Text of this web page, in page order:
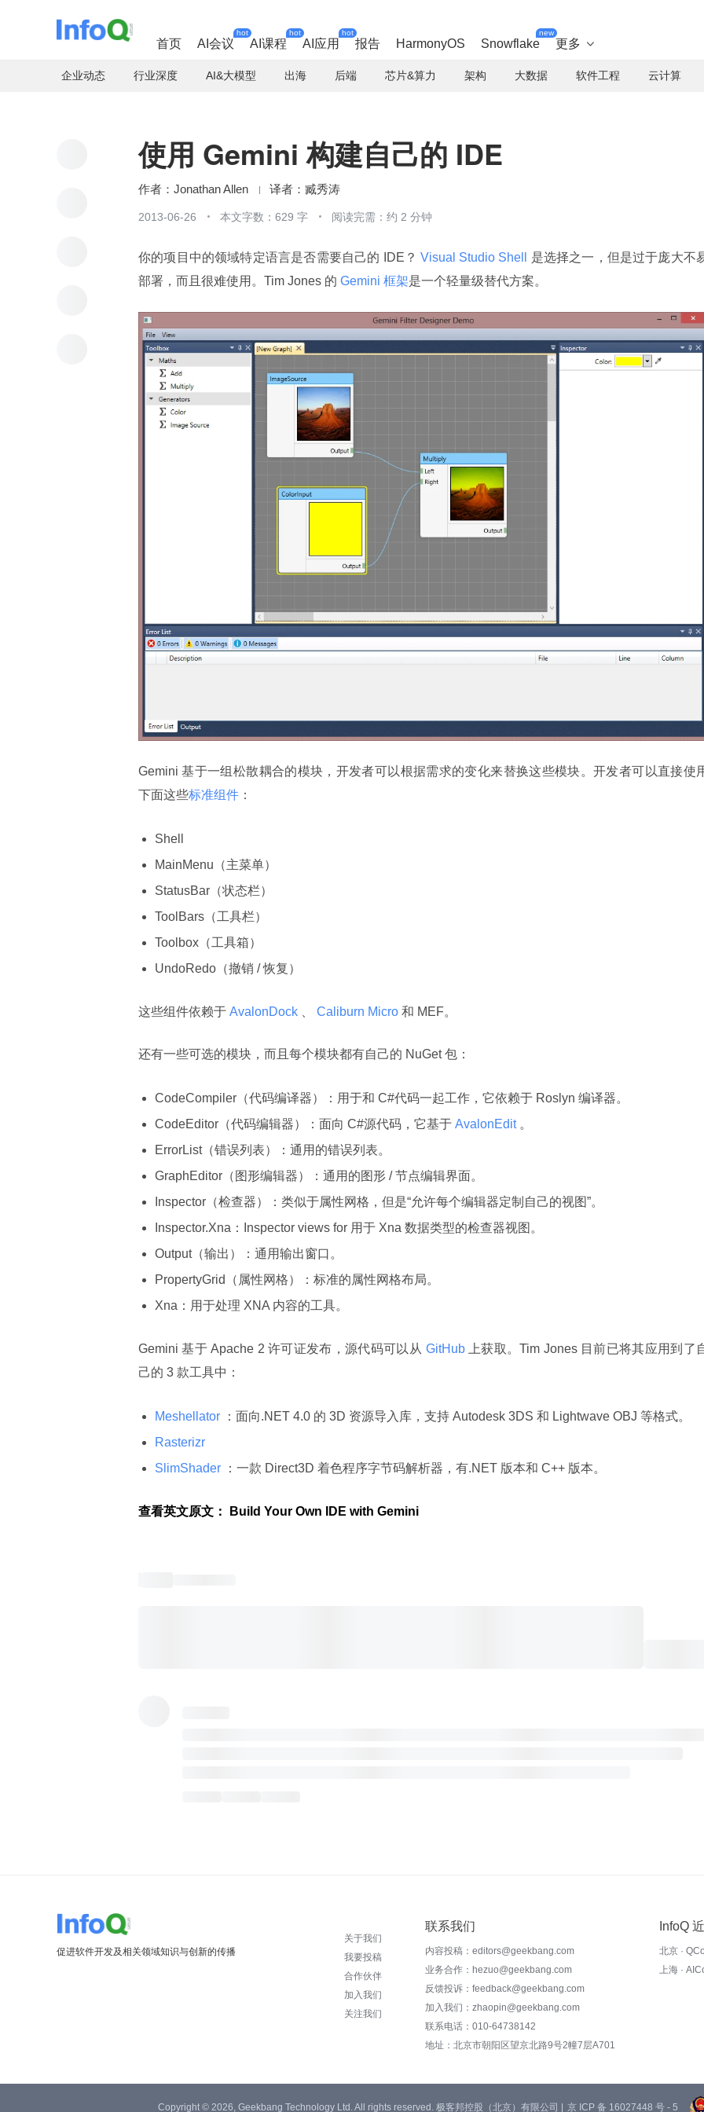
首页 AI会议
hot
AI课程
hot
AI应用
hot
报告 HarmonyOS Snowflake
new
更多 
企业动态 行业深度 AI&大模型 出海 后端 芯片&算力 架构 大数据 软件工程 云计算
使用 Gemini 构建自己的 IDE
Jonathan Allen 臧秀涛
2013-06-26 本文字数：629 字 阅读完需：约 2 分钟
你的项目中的领域特定语言是否需要自己的 IDE？ Visual Studio Shell 是选择之一，但是过于庞大不
部署，而且很难使用。Tim Jones 的 Gemini 框架是一个轻量级替代方案。
Gemini 基于一组松散耦合的模块，开发者可以根据需求的变化来替换这些模块。开发者可以直接使
下面这些标准组件 ：
Shell
MainMenu（主菜单）
StatusBar（状态栏）
ToolBars（工具栏）
Toolbox（工具箱）
UndoRedo（撤销 / 恢复）
这些组件依赖于 AvalonDock Caliburn Micro 和 MEF。
还有一些可选的模块，而且每个模块都有自己的 NuGet 包：
CodeCompiler（代码编译器）：用于和 C#代码一起工作，它依赖于 Roslyn 编译器。
CodeEditor（代码编辑器）：面向 C#源代码，它基于AvalonEdit 。
ErrorList（错误列表）：通用的错误列表。
GraphEditor（图形编辑器）：通用的图形 / 节点编辑界面。
Inspector（检查器）：类似于属性网格，但是“允许每个编辑器定制自己的视图”。
Inspector.Xna：Inspector views for 用于 Xna 数据类型的检查器视图。
Output（输出）：通用输出窗口。
PropertyGrid（属性网格）：标准的属性网格布局。
Xna：用于处理 XNA 内容的工具。
Gemini 基于 Apache 2 许可证发布，源代码可以从 GitHub
上获取。Tim Jones 目前已将其应用到了
己的 3 款工具中：
Meshellator
：面向.NET 4.0 的 3D 资源导入库，支持 Autodesk 3DS 和 Lightwave OBJ 等格式。
Rasterizr
SlimShader
：一款 Direct3D 着色程序字节码解析器，有.NET 版本和 C++ 版本。
查看英文原文： Build Your Own IDE with Gemini
促进软件开发及相关领域知识与创新的传播
关于我们
我要投稿
合作伙伴
加入我们
关注我们
联系我们
内容投稿：editors@geekbang.com
业务合作：hezuo@geekbang.com
反馈投诉：feedback@geekbang.com
加入我们：zhaopin@geekbang.com
联系电话：010-64738142
地址：北京市朝阳区望京北路9号2幢7层A701
InfoQ
北京 ·
上海 ·
Copyright © 2026, Geekbang Technology Ltd. All rights reserved. 极客邦控股（北京）有限公司 | 京 ICP 备 16027448 号 - 5